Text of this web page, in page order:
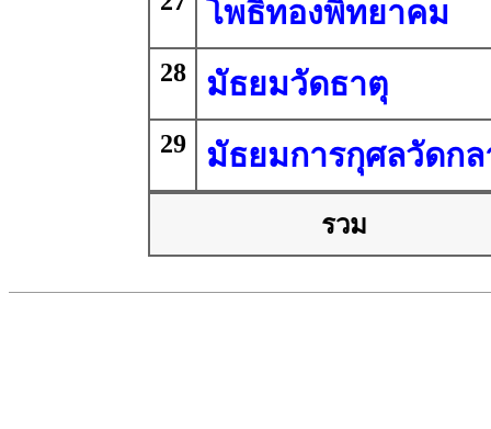
โพธิ์ทองพิทยาคม
28 มัธยมวัดธาตุ
29 มัธยมการกุศลวัดกล
รวม